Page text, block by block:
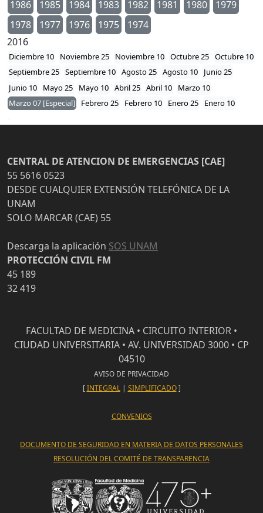
1986
1985 1984 1983 1982 1981 1980
1979
1978
1977 1976 1975
1974
2016
Diciembre 10 Noviembre 25 Noviembre 10 Octubre 25 Octubre 10
Septiembre 25 Septiembre 10 Agosto 25 Agosto 10
Junio 25
Junio 10
Mayo 25 Mayo 10 Abril 25 Abril 10
Marzo 10
Marzo 07 [Especial]
Febrero 25 Febrero 10 Enero 25 Enero 10
CENTRAL DE ATENCION DE EMERGENCIAS [CAE]
55 5616 0523
DESDE CUALQUIER EXTENSIÓN TELEFÓNICA DE LA
UNAM
SOLO MARCAR (CAE) 55
Descarga la aplicación SOS UNAM
PROTECCIÓN CIVIL FM
45 189
32 419
FACULTAD DE MEDICINA • CIRCUITO INTERIOR •
CIUDAD UNIVERSITARIA • AV. UNIVERSIDAD 3000 • CP
04510
AVISO DE PRIVACIDAD
[INTEGRAL| SIMPLIFICADO]
CONVENIOS
DOCUMENTO DE SEGURIDAD EN MATERIA DE DATOS PERSONALES
RESOLUCIÓN DEL COMITÉ DE TRANSPARENCIA